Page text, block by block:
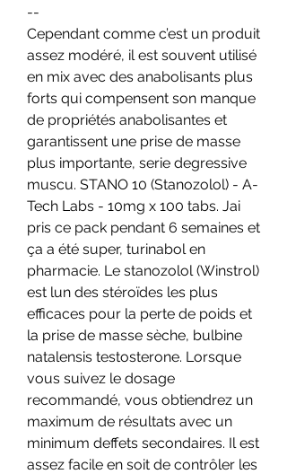
--
Cependant comme c’est un produit
assez modéré, il est souvent utilisé
en mix avec des anabolisants plus
forts qui compensent son manque
de propriétés anabolisantes et
garantissent une prise de masse
plus importante, serie degressive
muscu. STANO 10 (Stanozolol) - A-
Tech Labs - 10mg x 100 tabs. Jai
pris ce pack pendant 6 semaines et
ça a été super, turinabol en
pharmacie. Le stanozolol (Winstrol)
est lun des stéroïdes les plus
efficaces pour la perte de poids et
la prise de masse sèche, bulbine
natalensis testosterone. Lorsque
vous suivez le dosage
recommandé, vous obtiendrez un
maximum de résultats avec un
minimum deffets secondaires. Il est
assez facile en soit de contrôler les